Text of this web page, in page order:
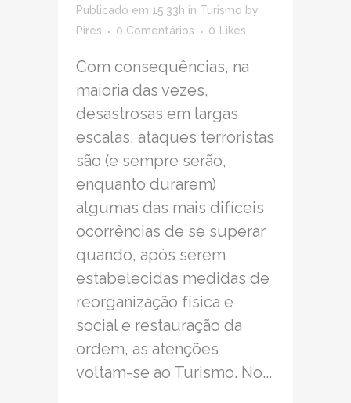
Publicado em 15:33h in Turismo by
Pires
0 Comentários 0 Likes
Com consequências, na
maioria das vezes,
desastrosas em largas
escalas, ataques terroristas
são (e sempre serão,
enquanto durarem)
algumas das mais difíceis
ocorrências de se superar
quando, após serem
estabelecidas medidas de
reorganização física e
social e restauração da
ordem, as atenções
voltam-se ao Turismo. No...